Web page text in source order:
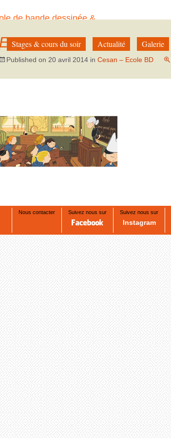
de bande dessinée &
Stages & cours du soir Actualité Galerie
BD
Published on 20 avril 2014 in Cesan – Ecole BD
Nous contacter Suivez nous sur Suivez nous sur
Instagram